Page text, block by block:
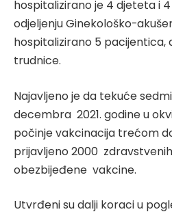
hospitalizirano je 4 djeteta i
odjeljenju Ginekološko-
hospitalizirano 5 pacijentica,
trudnice.
Najavljeno je da tekuće
decembra 2021. godine u
počinje vakcinacija trećom
prijavljeno 2000
obezbijeđene vakcine.
Utvrđeni su dalji koraci u